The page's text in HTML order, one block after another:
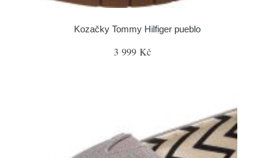
Kozačky Tommy Hilfiger pueblo
3 999 Kč